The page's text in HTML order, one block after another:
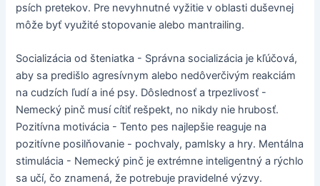
psích pretekov. Pre nevyhnutné vyžitie v oblasti duševnej
môže byť využité stopovanie alebo mantrailing.
Socializácia od šteniatka - Správna socializácia je kľúčová,
aby sa predišlo agresívnym alebo nedôverčivým reakciám
na cudzích ľudí a iné psy. Dôslednosť a trpezlivosť -
Nemecký pinč musí cítiť rešpekt, no nikdy nie hrubosť.
Pozitívna motivácia - Tento pes najlepšie reaguje na
pozitívne posilňovanie - pochvaly, pamlsky a hry. Mentálna
stimulácia - Nemecký pinč je extrémne inteligentný a rýchlo
sa učí, čo znamená, že potrebuje pravidelné výzvy.